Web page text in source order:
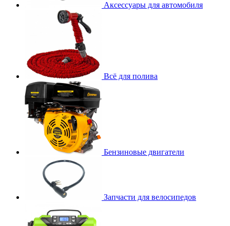
Аксессуары для автомобиля
Всё для полива
Бензиновые двигатели
Запчасти для велосипедов